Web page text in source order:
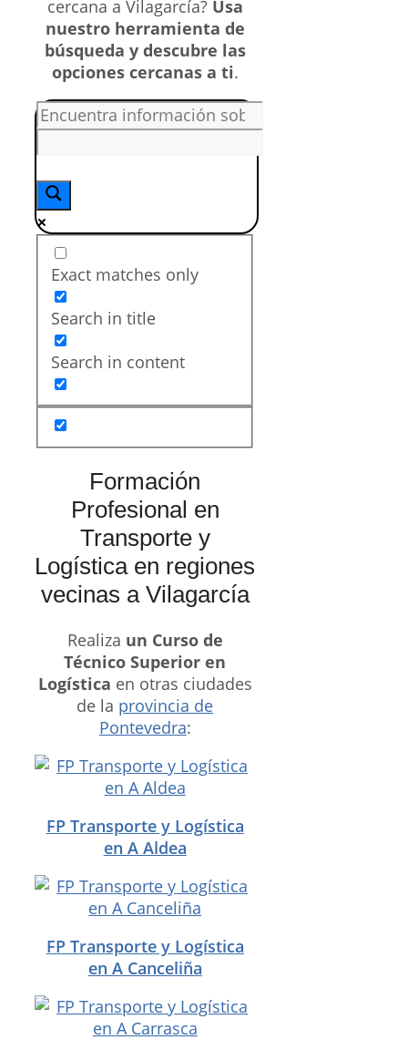
cercana a Vilagarcía? Usa
nuestro herramienta de
búsqueda y descubre las
opciones cercanas a ti.
Exact matches only
Search in title
Search in content
Formación
Profesional en
Transporte y
Logística en regiones
vecinas a Vilagarcía
Realiza un Curso de
Técnico Superior en
Logística en otras ciudades
de la provincia de
Pontevedra:
FP Transporte y Logística
en A Aldea
FP Transporte y Logística
en A Canceliña